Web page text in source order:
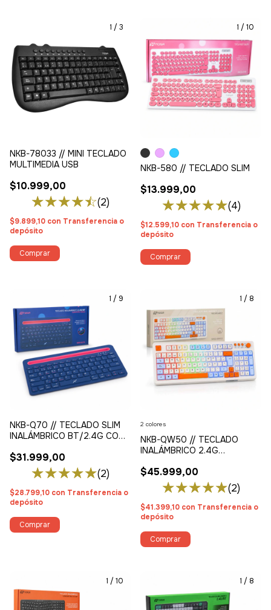
1 / 3
NKB-78033 // MINI TECLADO
MULTIMEDIA USB
$10.999,00
(2)
$9.899,10 con Transferencia o
depósito
1 / 10
NKB-580 // TECLADO SLIM
$13.999,00
(4)
$12.599,10 con Transferencia o
depósito
Comprar
1 / 9
NKB-Q70 // TECLADO SLIM
INALÁMBRICO BT/2.4G CON
$31.999,00
(2)
$28.799,10 con Transferencia o
depósito
1 / 8
NKB-QW50 // TECLADO
INALÁMBRICO 2.4G
$45.999,00
(2)
$41.399,10 con Transferencia o
depósito
2 colores
Comprar
1 / 10 1 / 8